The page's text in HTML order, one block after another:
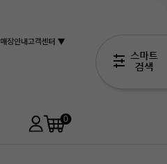
매장안내고객센터 ▼
0